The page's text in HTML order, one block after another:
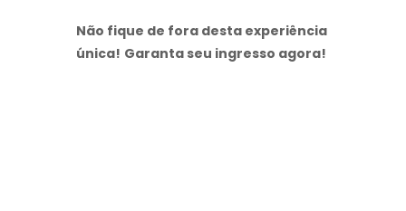
Não fique de fora desta experiência
única! Garanta seu ingresso agora!